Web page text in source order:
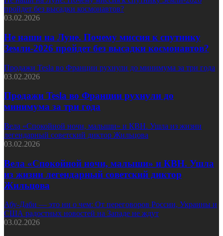
пройдет без высадки космонавтов?
03.02.2026
Не наши на Луне. Почему миссия к спутнику
Земли-2026 пройдет без высадки космонавтов?
Продажи Tesla во Франции рухнули до минимума за три года
03.02.2026
Продажи Tesla во Франции рухнули до
минимума за три года
Вела «Спокойной ночи, малыши» и КВН. Ушла из жизни
легендарный советский диктор Жильцова
03.02.2026
Вела «Спокойной ночи, малыши» и КВН. Ушла
из жизни легендарный советский диктор
Жильцова
Абу-Даби — это ни о чем: От переговоров России, Украины и
США радостных новостей на Западе не ждут
03.02.2026